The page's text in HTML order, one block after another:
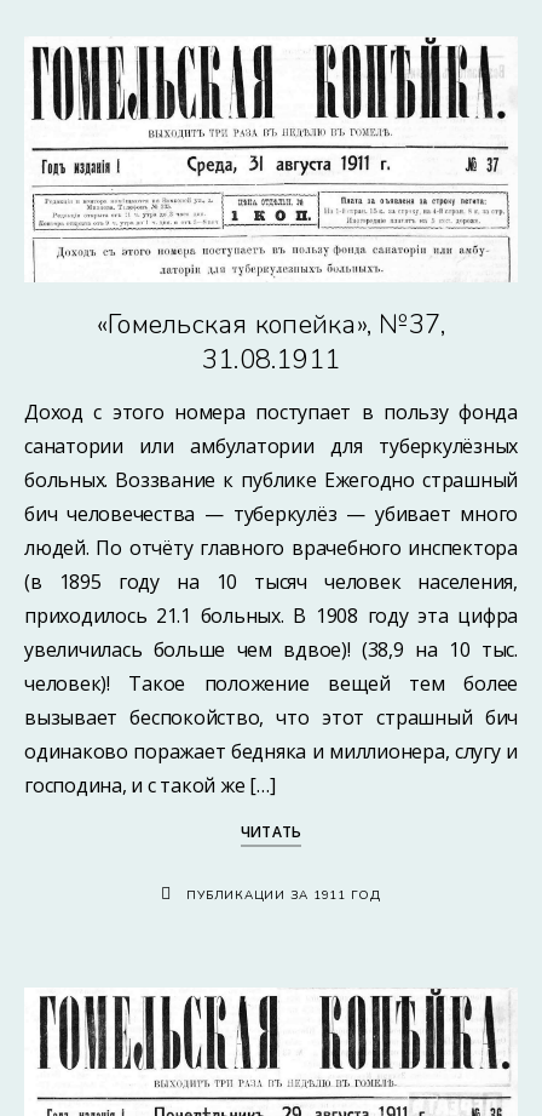
«Гомельская копейка», №37,
31.08.1911
Доход с этого номера поступает в пользу фонда
санатории или амбулатории для туберкулёзных
больных. Воззвание к публике Ежегодно страшный
бич человечества — туберкулёз — убивает много
людей. По отчёту главного врачебного инспектора
(в 1895 году на 10 тысяч человек населения,
приходилось 21.1 больных. В 1908 году эта цифра
увеличилась больше чем вдвое)! (38,9 на 10 тыс.
человек)! Такое положение вещей тем более
вызывает беспокойство, что этот страшный бич
одинаково поражает бедняка и миллионера, слугу и
господина, и с такой же […]
ЧИТАТЬ
ПУБЛИКАЦИИ ЗА 1911 ГОД